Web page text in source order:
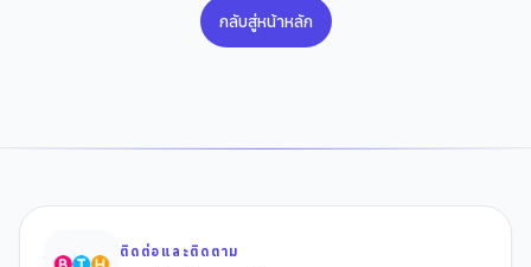
กลับสู่หน้าหลัก
ติดต่อและติดตาม